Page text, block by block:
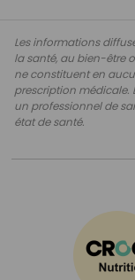
Les informations
la santé, au bien-être
ne constituent en
prescription médicale.
un professionnel de
état de santé.